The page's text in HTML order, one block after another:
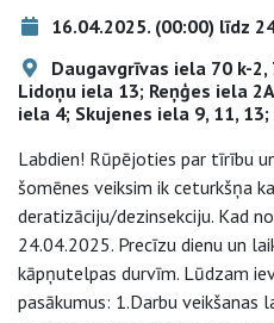
16.04.2025. (00:00) līdz
Daugavgrīvas iela 70 k-
Lidoņu iela 13; Reņģes iela
iela 4; Skujenes iela 9, 11,
Labdien! Rūpējoties par tīrību
šomēnes veiksim ik ceturkšņa
deratizāciju/dezinsekciju. Kad
24.04.2025. Precīzu dienu un
kāpņutelpas durvīm. Lūdzam
pasākumus: 1.Darbu